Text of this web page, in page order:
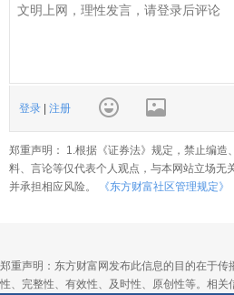
登录 | 注册
郑重声明： 1.根据《证券法》规定，禁止编
料、言论等仅代表个人观点，与本网站立场无
并承担相应风险。
《东方财富社区管理规定》
郑重声明：东方财富网发布此信息的目的在于
性、完整性、有效性、及时性、原创性等。相